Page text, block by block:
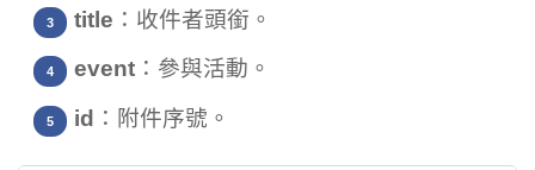
title ：收件者頭銜。
event ：參與活動。
id ：附件序號。